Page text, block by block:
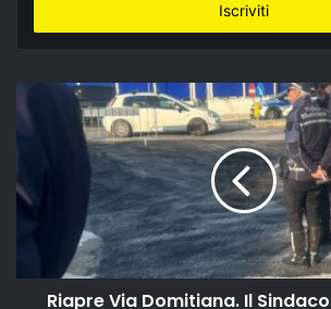
email
Riapre Via Domitiana. Il